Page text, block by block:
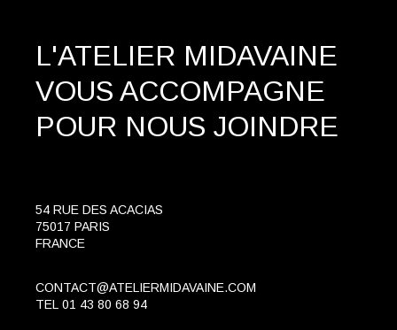
L'ATELIER MIDAVAINE
VOUS ACCOMPAGNE
POUR NOUS JOINDRE
54 RUE DES ACACIAS
75017 PARIS
FRANCE
CONTACT@ATELIERMIDAVAINE.COM
TEL 01 43 80 68 94